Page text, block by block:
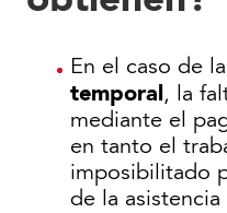
En el caso de la
temporal, la
mediante el
en tanto el
imposibilitado
de la